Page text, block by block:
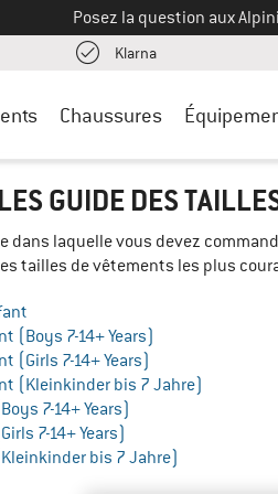
Posez la question aux
KlarnaTrouve les
Chaussures
GUIDE DES
dans laquelle vous devez
tailles de vêtements les plus
(Boys 7-14+ Years)
(Girls 7-14+ Years)
(Kleinkinder bis 7 Jahre)
7-14+ Years)
7-14+ Years)
bis 7 Jahre)